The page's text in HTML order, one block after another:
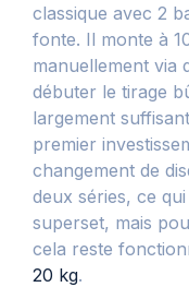
classique avec 2
fonte. Il monte à
manuellement via
débuter le tirage
largement
premier
changement de
deux séries, ce
superset, mais
cela reste
20 kg.